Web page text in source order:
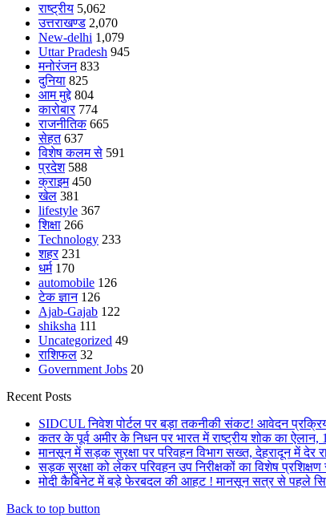
राष्ट्रीय 5,062
उत्तराखण्ड 2,070
New-delhi 1,079
Uttar Pradesh 945
मनोरंजन 833
दुनिया 825
आम मुद्दे 804
कारोबार 774
राजनीतिक 665
सेहत 637
विशेष कलम से 591
प्रदेश 588
क्राइम 450
खेल 381
lifestyle 367
शिक्षा 266
Technology 233
शहर 231
धर्म 170
automobile 126
टेक ज्ञान 126
Ajab-Gajab 122
shiksha 111
Uncategorized 49
राशिफल 32
Government Jobs 20
Recent Posts
SIDCUL निवेश पोर्टल पर बड़ा तकनीकी संकट! आवेदन
कतर के पूर्व अमीर के निधन पर भारत में राष्ट्रीय शोक का ऐलान,
मानसून में सड़क सुरक्षा पर परिवहन विभाग सख्त, देहरादून में देर
सड़क सुरक्षा को लेकर परिवहन उप निरीक्षकों का विशेष
मोदी कैबिनेट में बड़े फेरबदल की आहट ! मानसून सत्र से पहले
Back to top button